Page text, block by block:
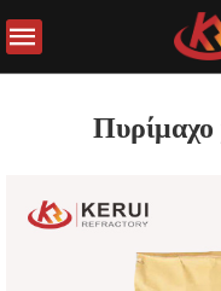
Πυρίμαχο